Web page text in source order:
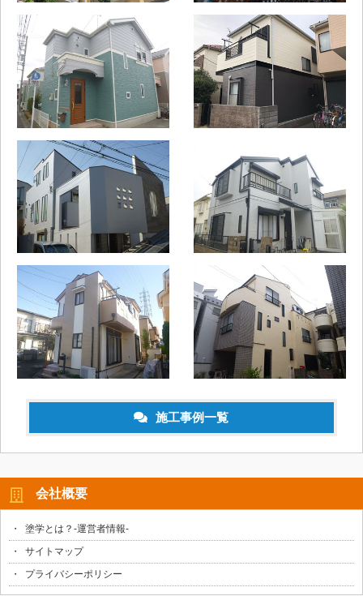
施工事例一覧
会社概要
塗学とは？-運営者情報-
サイトマップ
プライバシーポリシー